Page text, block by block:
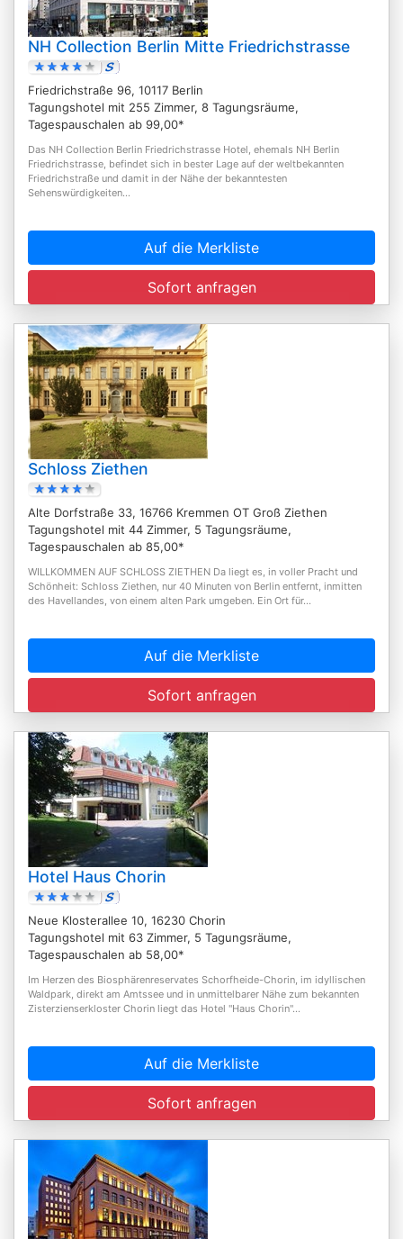
NH Collection Berlin Mitte Friedrichstrasse
Friedrichstraße 96, 10117 Berlin
Tagungshotel mit 255 Zimmer, 8 Tagungsräume,
Tagespauschalen ab 99,00*
Das NH Collection Berlin Friedrichstrasse Hotel, ehemals NH Berlin
Friedrichstrasse, befindet sich in bester Lage auf der weltbekannten
Friedrichstraße und damit in der Nähe der bekanntesten
Sehenswürdigkeiten...
Auf die Merkliste
Sofort anfragen
Schloss Ziethen
Alte Dorfstraße 33, 16766 Kremmen OT Groß Ziethen
Tagungshotel mit 44 Zimmer, 5 Tagungsräume,
Tagespauschalen ab 85,00*
WILLKOMMEN AUF SCHLOSS ZIETHEN Da liegt es, in voller Pracht und
Schönheit: Schloss Ziethen, nur 40 Minuten von Berlin entfernt, inmitten
des Havellandes, von einem alten Park umgeben. Ein Ort für...
Auf die Merkliste
Sofort anfragen
Hotel Haus Chorin
Neue Klosterallee 10, 16230 Chorin
Tagungshotel mit 63 Zimmer, 5 Tagungsräume,
Tagespauschalen ab 58,00*
Im Herzen des Biosphärenreservates Schorfheide-Chorin, im idyllischen
Waldpark, direkt am Amtssee und in unmittelbarer Nähe zum bekannten
Zisterzienserkloster Chorin liegt das Hotel "Haus Chorin"...
Auf die Merkliste
Sofort anfragen